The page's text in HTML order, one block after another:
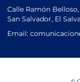
Calle Ramón
San Salvador, El
Email: